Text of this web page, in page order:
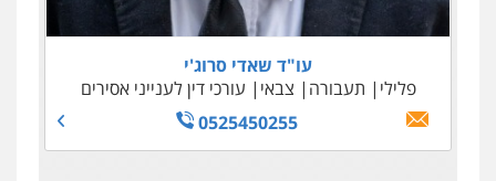
0509100397
עו"ד שאדי סרוג'י
פלילי
תעבורה צבאי
עורכי דין לענייני אסירים
0525450255
0545243703
עו"ד נדב גרינולד
פלילי תעבורה עורכי דין לענייני אסירים צבאי
0508848606
0509230800
גיל דביר – משרד עורכי דין
פשיעה כלכלית צווארון לבן